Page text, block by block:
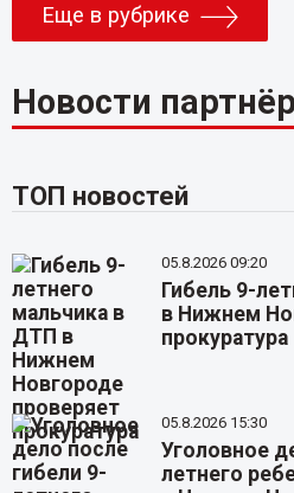
Еще в рубрике
Новости
ТОП новостей
05.8.2026 09:20
Гибель 9-
в Нижнем
прокуратура
05.8.2026 15:30
Уголовное
летнего